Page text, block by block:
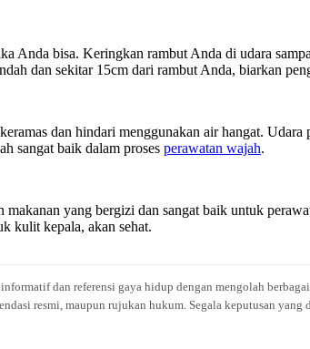
Anda bisa. Keringkan rambut Anda di udara
dan sekitar 15cm dari rambut Anda, biarkan
dan hindari menggunakan air hangat.
sangat baik dalam proses perawatan wajah.
yang bergizi dan sangat baik untuk
kulit kepala, akan sehat.
dan referensi gaya hidup dengan mengolah
resmi, maupun rujukan hukum. Segala keputusan